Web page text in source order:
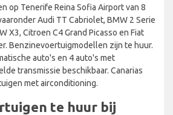
op Tenerife Reina Sofia Airport van 8
Audi TT Cabriolet, BMW 2 Serie
X3, Citroen C4 Grand Picasso en Fiat
Benzinevoertuigmodellen zijn te huur.
auto's en 4 auto's met
transmissie beschikbaar. Canarias
met airconditioning.
te huur bij